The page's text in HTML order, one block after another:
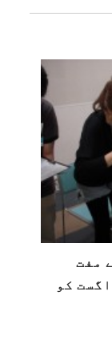
مفت
چیک اپ کا نوٹس (2 اگست کو